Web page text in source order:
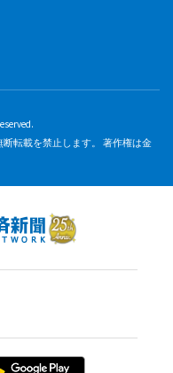
転載を禁止します。 著作権は金